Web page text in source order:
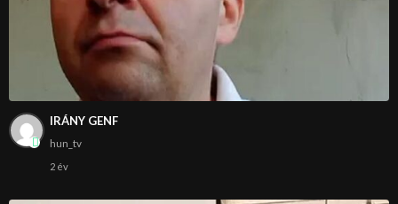
IRÁNY GENF
hun_tv
2 év